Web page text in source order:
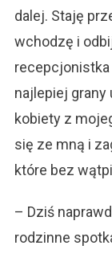
dalej. Staję
wchodzę i
recepcjonistka
najlepiej grany
kobiety z
się ze mną i
które bez
– Dziś
rodzinne